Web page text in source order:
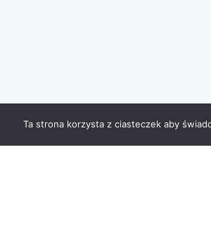
Ta strona korzysta z ciasteczek aby